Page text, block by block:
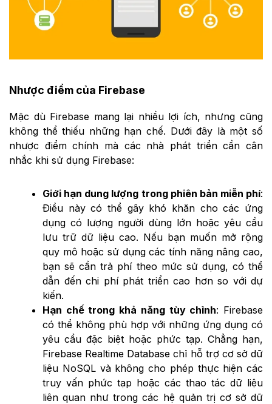
Nhược điểm của Firebase
Mặc dù Firebase mang lại nhiều lợi ích, nhưng cũng
không thể thiếu những hạn chế. Dưới đây là một số
nhược điểm chính mà các nhà phát triển cần cân
nhắc khi sử dụng Firebase:
Giới hạn dung lượng trong phiên bản miễn phí:
Điều này có thể gây khó khăn cho các ứng
dụng có lượng người dùng lớn hoặc yêu cầu
lưu trữ dữ liệu cao. Nếu bạn muốn mở rộng
quy mô hoặc sử dụng các tính năng nâng cao,
bạn sẽ cần trả phí theo mức sử dụng, có thể
dẫn đến chi phí phát triển cao hơn so với dự
kiến.
Hạn chế trong khả năng tùy chỉnh: Firebase
có thể không phù hợp với những ứng dụng có
yêu cầu đặc biệt hoặc phức tạp. Chẳng hạn,
Firebase Realtime Database chỉ hỗ trợ cơ sở dữ
liệu NoSQL và không cho phép thực hiện các
truy vấn phức tạp hoặc các thao tác dữ liệu
liên quan như trong các hệ quản trị cơ sở dữ